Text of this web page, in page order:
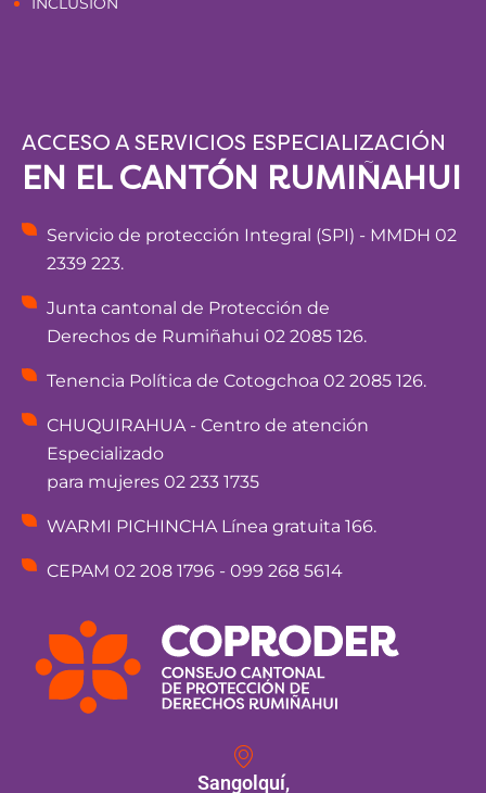
ACCESO A SERVICIOS ESPECIALIZACIÓN
EN EL CANTÓN RUMIÑAHUI
Servicio de protección Integral (SPI) - MMDH 02
2339 223.
Junta cantonal de Protección de
Derechos de Rumiñahui 02 2085 126.
Tenencia Política de Cotogchoa 02 2085 126.
CHUQUIRAHUA - Centro de atención
Especializado
para mujeres 02 233 1735
WARMI PICHINCHA Línea gratuita 166.
CEPAM 02 208 1796 - 099 268 5614
Sangolquí,